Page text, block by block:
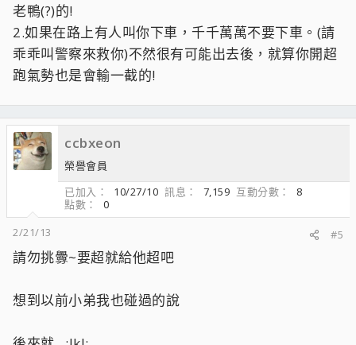
老鴨(?)的!
2.如果在路上有人叫你下車，千千萬萬不要下車。(請
乖乖叫警察來救你)不然很有可能出去後，就算你開超
跑氣勢也是會輸一截的!
ccbxeon
榮譽會員
已加入
10/27/10 訊息 7,159 互動分數
8
點數
0
2/21/13
#5
請勿挑釁~要超就給他超吧
想到以前小弟我也碰過的說